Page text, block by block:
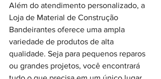
Além do atendimento personalizado, a
Loja de Material de Construção
Bandeirantes oferece uma ampla
variedade de produtos de alta
qualidade. Seja para pequenos reparos
ou grandes projetos, você encontrará